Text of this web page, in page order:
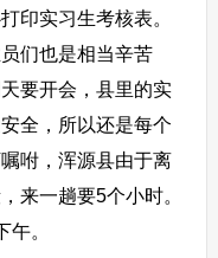
实习生考核表。
们也是相当辛苦
要开会，县里的实
全，所以还是每个
咐，浑源县由于离
来一趟要5个小时。
。